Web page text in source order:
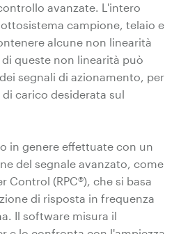
avanzate. L'intero
campione, telaio e
alcune non linearità
queste non linearità può
segnali di azionamento, per
carico desiderata sul
in genere effettuate con un
del segnale avanzato, come
Control (RPC®), che si basa
di risposta in frequenza
Il software misura il